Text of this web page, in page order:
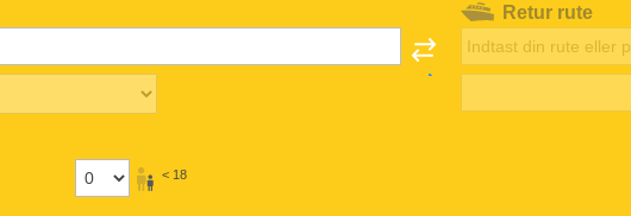
< 18
Retur rute